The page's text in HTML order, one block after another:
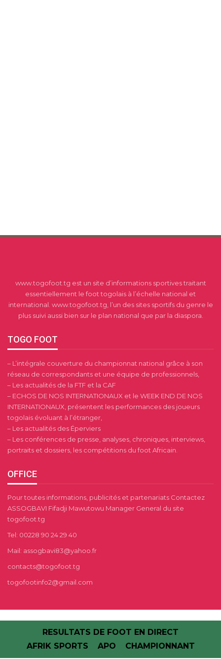
www.togofoot.tg est un site d’informations sportives traitant
essentiellement le foot togolais à l’échelle national et
international. www.togofoot.tg, l’un des sites sportifs du genre le
plus suivi aussi bien sur le plan national que par la diaspora.
TOGO FOOT
– L’intégrale couverture du championnat national grâce à son
réseau de correspondants et une équipe de professionnels,
– Les actualités de la FTF et la CAF
– ECHOS DE NOS INTERNATIONAUX et le WEEK END DE NOS
INTERNATIONAUX, présentent les performances des joueurs
togolais évoluant à l’étranger,
– Les actualités des Éperviers
– Les conférences de presse, analyses, chroniques, interviews,
portraits et dossiers, les compétitions du foot Africain.
OFFICE
Pour toutes informations, publicités et partenariats Contactez
ASSOGBAVI Fifadji Mawutowu Manager General du site
togofoot.tg
Tel: 00228 90 24 29 40
Mail: assogbavi83@yahoo.fr
contacts@togofoot.tg
togofootinfo2@gmail.com
RESULTATS DE FOOT EN DIRECT
AFRIK SPORTS
APO CHAMPIONNANT